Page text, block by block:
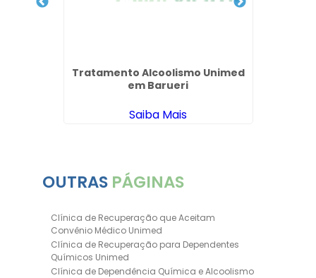
Tratamento Alcoolismo Unimed
em Barueri
Saiba Mais
OUTRAS PÁGINAS
Clínica de Recuperação que Aceitam
Convênio Médico Unimed
Clínica de Recuperação para Dependentes
Químicos Unimed
Clínica de Dependência Química e Alcoolismo